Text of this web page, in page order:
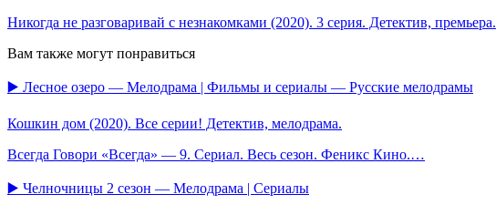
Никогда не разговаривай с незнакомками (2020). 3 серия. Детектив, премьера.
Вам также могут понравиться
▶️ Лесное озеро — Мелодрама | Фильмы и сериалы — Русские мелодрамы
Кошкин дом (2020). Все серии! Детектив, мелодрама.
Всегда Говори «Всегда» — 9. Сериал. Весь сезон. Феникс Кино.…
▶️ Челночницы 2 сезон — Мелодрама | Сериалы